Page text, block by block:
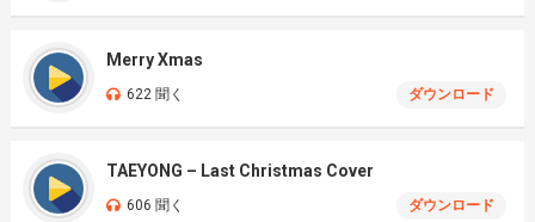
Merry Xmas
622 聞く ダウンロード
TAEYONG – Last Christmas Cover
606 聞く ダウンロード